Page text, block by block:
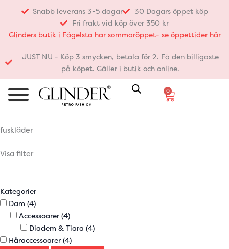
innehåll
Snabb leverans 3-5 dagar
30 Dagars öppet köp
Fri frakt vid köp över 350 kr
Glinders butik i Fågelsta har sommaröppet- se öppettider här
JUST NU - Köp 3 smycken, betala för 2. Få den billigaste
på köpet. Gäller i butik och online.
0
Varukorg
fuskläder
Visa filter
Kategorier
Dam (4)
Accessoarer (4)
Diadem & Tiara (4)
Håraccessoarer (4)